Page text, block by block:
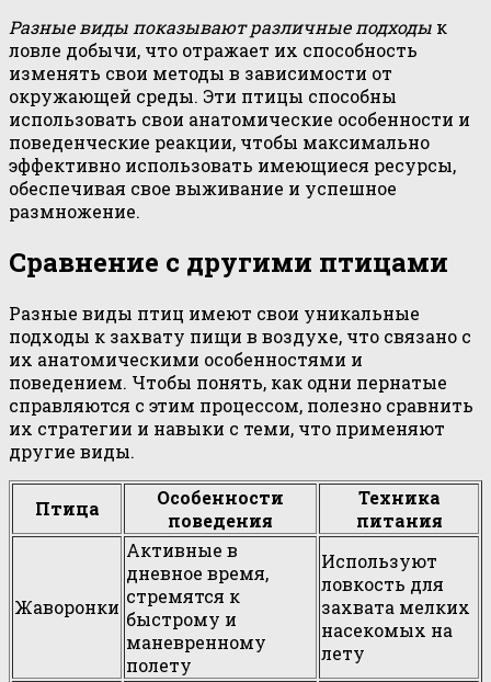
Разные виды показывают различные подходы к
ловле добычи, что отражает их способность
изменять свои методы в зависимости от
окружающей среды. Эти птицы способны
использовать свои анатомические особенности и
поведенческие реакции, чтобы максимально
эффективно использовать имеющиеся ресурсы,
обеспечивая свое выживание и успешное
размножение.
Сравнение с другими птицами
Разные виды птиц имеют свои уникальные
подходы к захвату пищи в воздухе, что связано с
их анатомическими особенностями и
поведением. Чтобы понять, как одни пернатые
справляются с этим процессом, полезно сравнить
их стратегии и навыки с теми, что применяют
другие виды.
Птица
Особенности
поведения
Техника
питания
Жаворонки
Активные в
дневное время,
стремятся к
быстрому и
маневренному
полету
Используют
ловкость для
захвата мелких
насекомых на
лету